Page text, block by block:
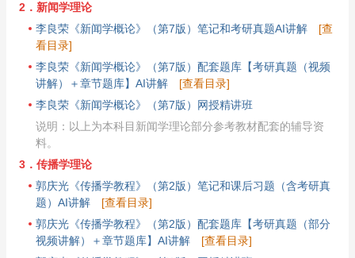
2．新闻学理论
李良荣《新闻学概论》（第7版）笔记和考研真题AI讲解
[查
看目录]
李良荣《新闻学概论》（第7版）配套题库【考研真题（视频
讲解）＋章节题库】AI讲解
[查看目录]
李良荣《新闻学概论》（第7版）网授精讲班
说明：以上为本科目新闻学理论部分参考教材配套的辅导资
料。
3．传播学理论
郭庆光《传播学教程》（第2版）笔记和课后习题（含考研真
题）AI讲解
[查看目录]
郭庆光《传播学教程》（第2版）配套题库【考研真题（部分
视频讲解）＋章节题库】AI讲解
[查看目录]